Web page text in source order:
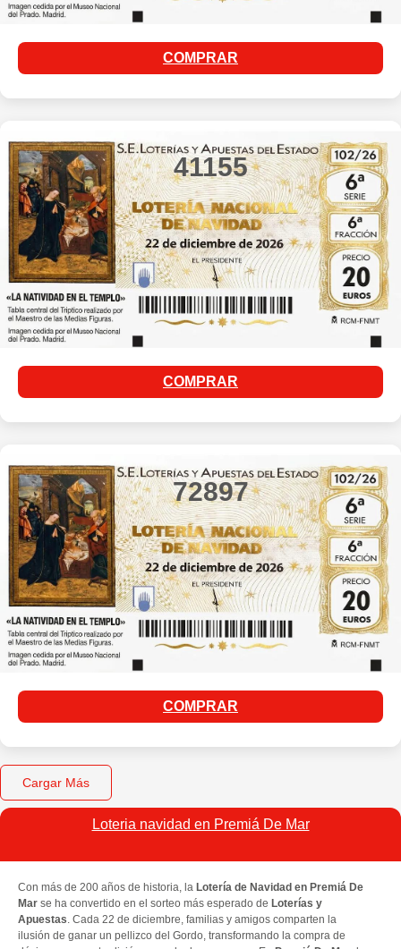
COMPRAR
41155
COMPRAR
72897
COMPRAR
Cargar Más
Loteria navidad en Premiá De Mar​
Con más de 200 años de historia, la Lotería de Navidad en Premiá De
Mar se ha convertido en el sorteo más esperado de Loterías y
Apuestas. Cada 22 de diciembre, familias y amigos comparten la
ilusión de ganar un pellizco del Gordo, transformando la compra de